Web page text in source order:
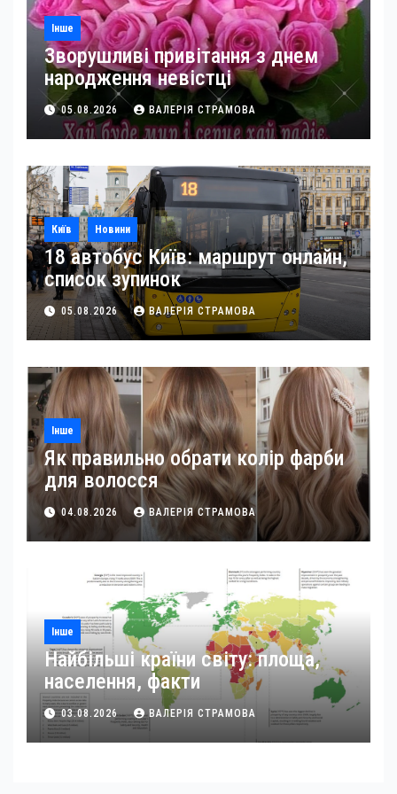
Інше
Зворушливі привітання з днем
народження невістці
05.08.2026 ВАЛЕРІЯ СТРАМОВА
Київ Новини
18 автобус Київ: маршрут онлайн,
список зупинок
05.08.2026 ВАЛЕРІЯ СТРАМОВА
Інше
Як правильно обрати колір фарби
для волосся
04.08.2026 ВАЛЕРІЯ СТРАМОВА
Інше
Найбільші країни світу: площа,
населення, факти
03.08.2026 ВАЛЕРІЯ СТРАМОВА